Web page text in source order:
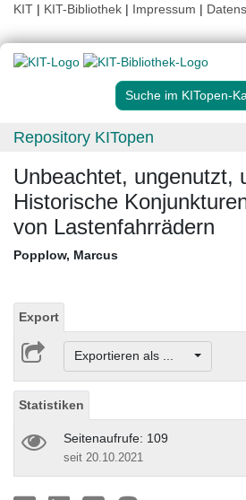
KIT | KIT-Bibliothek | Impressum |
Suche im KITopen-
Repository KITopen
Unbeachtet, ungenutzt,
Historische
von Lastenfahrrädern
Popplow, Marcus
Export
Exportieren als ...
Statistiken
Seitenaufrufe: 109
seit 20.10.2021